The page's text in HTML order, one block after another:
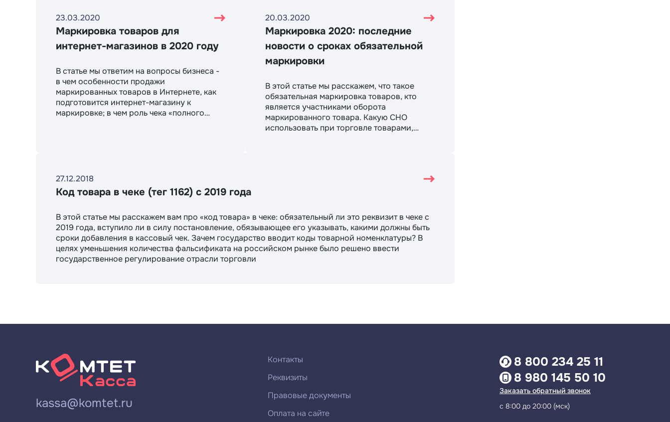
23.03.2020
Маркировка товаров для
интернет-магазинов в 2020 году
В статье мы ответим на вопросы бизнеса -
в чем особенности продажи
маркированных товаров в Интернете, как
подготовится интернет-магазину к
маркировке; в чем роль чека «полного
сервиса КОМТЕТ Касса.
20.03.2020
Маркировка 2020: последние
новости о сроках обязательной
маркировки
В этой статье мы расскажем, что такое
обязательная маркировка товаров, кто
является участниками оборота
маркированного товара. Какую СНО
использовать при торговле товарами,
информация по срокам ввода маркировки
27.12.2018
Код товара в чеке (тег 1162) с 2019 года
В этой статье мы расскажем вам про «код товара» в чеке: обязательный ли это реквизит в чеке с
2019 года, вступило ли в силу постановление, обязывающее его указывать, какими должны быть
сроки добавления в кассовый чек. Зачем государство вводит коды товарной номенклатуры? В
целях уменьшения количества фальсификата на российском рынке было решено ввести
государственное регулирование отрасли торговли
kassa@komtet.ru
Контакты
Реквизиты
Правовые документы
Оплата на сайте
8 800 234 25 11
8 980 145 50 10
Заказать обратный звонок
с 8:00 до 20:00 (мск)